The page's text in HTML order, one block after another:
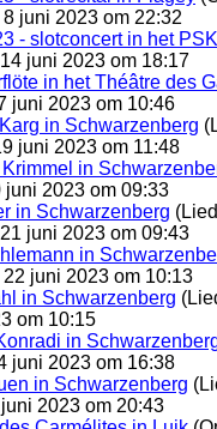
juni 2023 om 22:32
- slotconcert in het PSK
juni 2023 om 18:17
in het Théâtre des
juni 2023 om 10:46
in Schwarzenberg
juni 2023 om 11:48
in
juni 2023 om 09:33
in Schwarzenberg
juni 2023 om 09:43
in
juni 2023 om 10:13
in Schwarzenberg
om 10:15
in
juni 2023 om 16:38
in Schwarzenberg
2023 om 20:43